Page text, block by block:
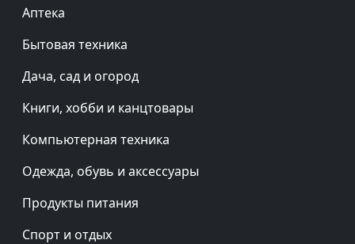
Аптека
Бытовая техника
Дача, сад и огород
Книги, хобби и канцтовары
Компьютерная техника
Одежда, обувь и аксессуары
Продукты питания
Спорт и отдых